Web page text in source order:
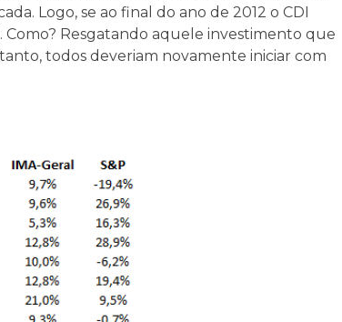
Logo, se ao final do ano de 2012 o CDI
Como? Resgatando aquele investimento que
todos deveriam novamente iniciar com